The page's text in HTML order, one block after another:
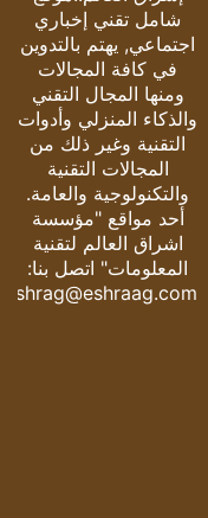
شامل تقني إخباري
اجتماعي, يهتم بالتدوين
في كافة المجالات
ومنها المجال التقني
والذكاء المنزلي وأدوات
التقنية وغير ذلك من
المجالات التقنية
والتكنولوجية والعامة.
أحد مواقع "مؤسسة
اشراق العالم لتقنية
المعلومات" اتصل بنا:
eshrag@eshraag.com